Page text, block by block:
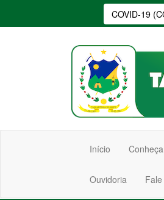
COVID-19
Início
Ouvidoria